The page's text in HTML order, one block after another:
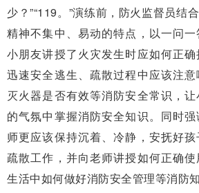
少？”“119。”演练前，防火监督员结
精神不集中、易动的特点，以一问
小朋友讲授了火灾发生时应如何正
迅速安全逃生、疏散过程中应该注
灭火器是否有效等消防安全常识，
的气氛中掌握消防安全知识。同时
师更应该保持沉着、冷静，安抚好
疏散工作，并向老师讲授如何正确
生活中如何做好消防安全管理等消防知